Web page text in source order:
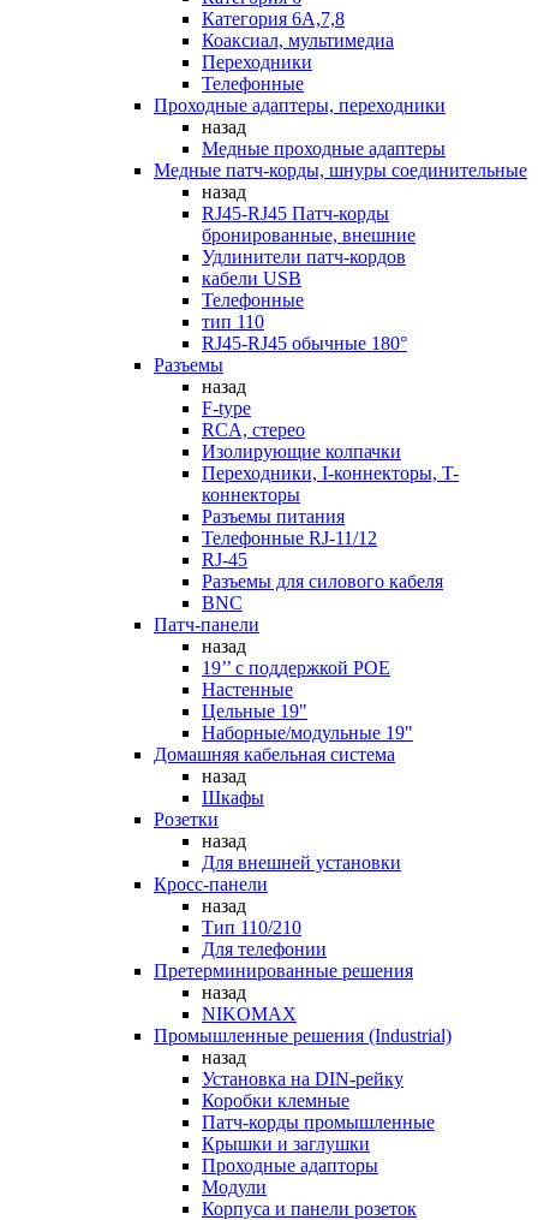
Категория 6А,7,8
Коаксиал, мультимедиа
Переходники
Телефонные
Проходные адаптеры, переходники
назад
Медные проходные адаптеры
Медные патч-корды, шнуры соединительные
назад
RJ45-RJ45 Патч-корды
бронированные, внешние
Удлинители патч-кордов
кабели USB
Телефонные
тип 110
RJ45-RJ45 обычные 180°
Разъемы
назад
F-type
RCA, стерео
Изолирующие колпачки
Переходники, I-коннекторы, T-
коннекторы
Разъемы питания
Телефонные RJ-11/12
RJ-45
Разъемы для силового кабеля
BNC
Патч-панели
назад
19’’ с поддержкой POE
Настенные
Цельные 19"
Наборные/модульные 19"
Домашняя кабельная система
назад
Шкафы
Розетки
назад
Для внешней установки
Кросс-панели
назад
Тип 110/210
Для телефонии
Претерминированные решения
назад
NIKOMAX
Промышленные решения (Industrial)
назад
Установка на DIN-рейку
Коробки клемные
Патч-корды промышленные
Крышки и заглушки
Проходные адапторы
Модули
Корпуса и панели розеток